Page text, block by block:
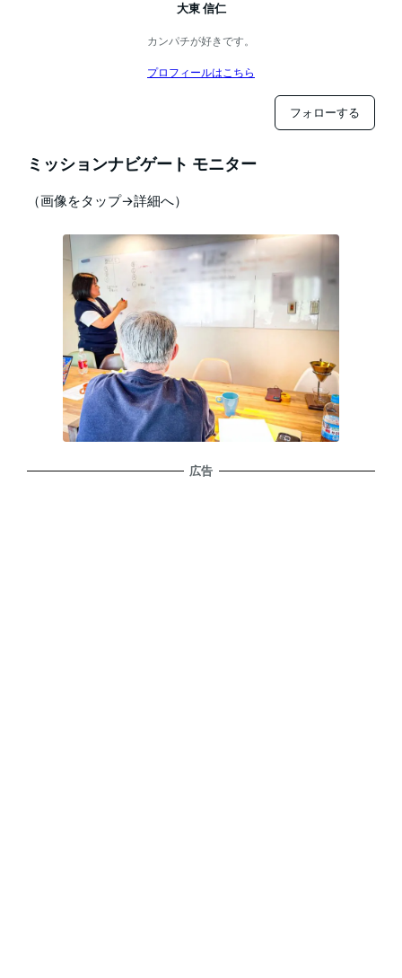
大東 信仁
カンパチが好きです。
プロフィールはこちら
フォローする
ミッションナビゲート モニター
（画像をタップ→詳細へ）
広告